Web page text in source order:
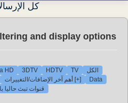
كل
and display options
الكل TV
HDTV
3DTV
HD
Data
[+] أهم آخر الإضافات/التغييرات
قنوات تبث حاليا